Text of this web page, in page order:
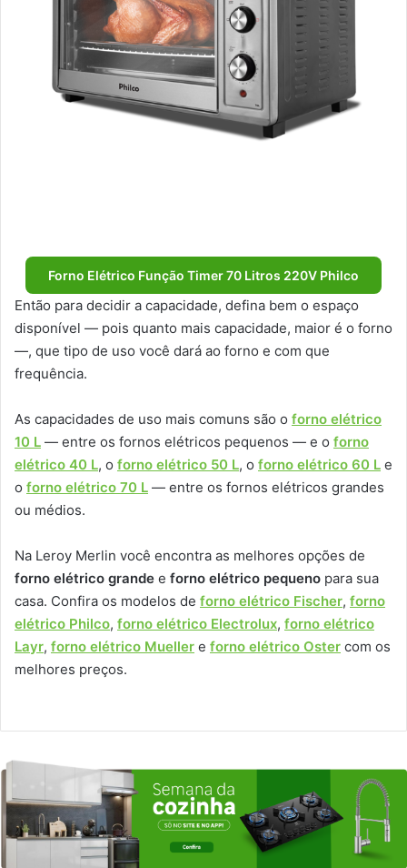
Forno Elétrico Função Timer 70 Litros 220V Philco
Então para decidir a capacidade, defina bem o espaço
disponível — pois quanto mais capacidade, maior é o forno
—, que tipo de uso você dará ao forno e com que
frequência.
As capacidades de uso mais comuns são o forno elétrico
10 L — entre os fornos elétricos pequenos — e o forno
elétrico 40 L, o forno elétrico 50 L, o forno elétrico 60 L e
o forno elétrico 70 L — entre os fornos elétricos grandes
ou médios.
Na Leroy Merlin você encontra as melhores opções de
forno elétrico grande e forno elétrico pequeno para sua
casa. Confira os modelos de forno elétrico Fischer, forno
elétrico Philco, forno elétrico Electrolux, forno elétrico
Layr, forno elétrico Mueller e forno elétrico Oster com os
melhores preços.